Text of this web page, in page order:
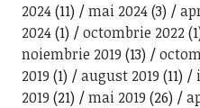
2024(11) mai 2024(3)
2024(1) octombrie 2022
noiembrie 2019 (13)
2019 (1) august 2019 (11)
2019 (21) mai 2019 (26)